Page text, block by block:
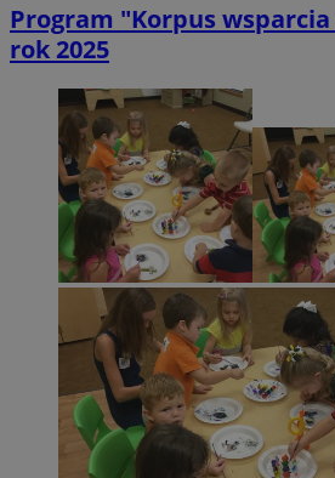
Program "Korpus
rok 2025